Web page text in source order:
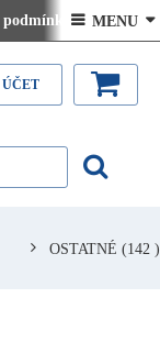
Kontakt
SLOVENSKO - ceny
 MENU 
OSTATNÉ (142 )